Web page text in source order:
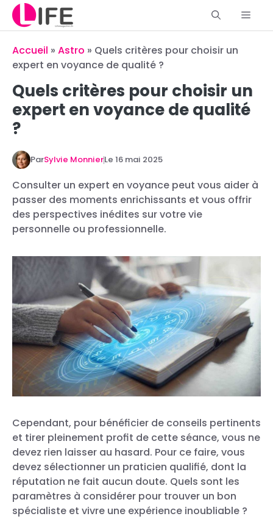
Aller
contenu
Accueil » Astro » Quels critères pour choisir un
expert en voyance de qualité ?
Quels critères pour choisir un
expert en voyance de qualité
?
ParSylvie MonnierLe 16 mai 2025
Consulter un expert en voyance peut vous aider à
passer des moments enrichissants et vous offrir
des perspectives inédites sur votre vie
personnelle ou professionnelle.
Cependant, pour bénéficier de conseils pertinents
et tirer pleinement profit de cette séance, vous ne
devez rien laisser au hasard. Pour ce faire, vous
devez sélectionner un praticien qualifié, dont la
réputation ne fait aucun doute. Quels sont les
paramètres à considérer pour trouver un bon
spécialiste et vivre une expérience inoubliable ?